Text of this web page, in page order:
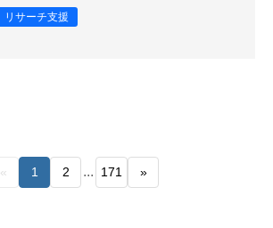
リサーチ支援
« 1 2 ... 171 »